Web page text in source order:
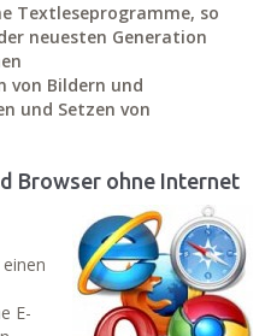
Textleseprogramme, so
neuesten Generation
von Bildern und
und Setzen von
Browser ohne Internet
E-